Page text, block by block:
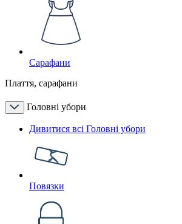
Сарафани
Плаття, сарафани
Головні убори
Дивитися всі Головні убори
Повязки